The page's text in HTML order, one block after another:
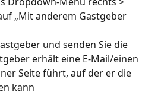
„Mit anderem Gastgeber
und senden Sie die
erhält eine E-Mail/einen
Seite führt, auf der er die
kann